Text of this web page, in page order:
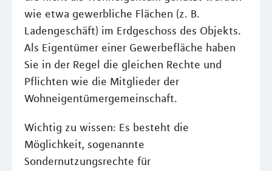
wie etwa gewerbliche Flächen (z. B.
Ladengeschäft) im Erdgeschoss des Objekts.
Als Eigentümer einer Gewerbefläche haben
Sie in der Regel die gleichen Rechte und
Pflichten wie die Mitglieder der
Wohneigentümergemeinschaft.
Wichtig zu wissen: Es besteht die
Möglichkeit, sogenannte
Sondernutzungsrechte für